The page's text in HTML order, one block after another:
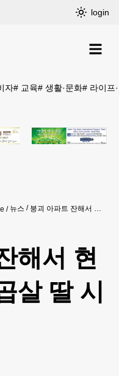
login
자# 교육# 생활·문화# 라이프
뉴스 붕괴 아파트 잔해서 현지 소방관 일곱살 딸 시신 발견
해서 현
살 딸 시